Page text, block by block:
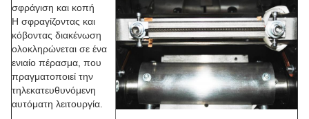
σφράγιση και κοπή
Η σφραγίζοντας και
κόβοντας διακένωση
ολοκληρώνεται σε ένα
ενιαίο πέρασμα, που
πραγματοποιεί την
τηλεκατευθυνόμενη
αυτόματη λειτουργία.